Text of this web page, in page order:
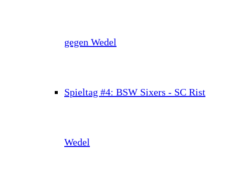
gegen Wedel
Spieltag #4: BSW Sixers - SC Rist
Wedel